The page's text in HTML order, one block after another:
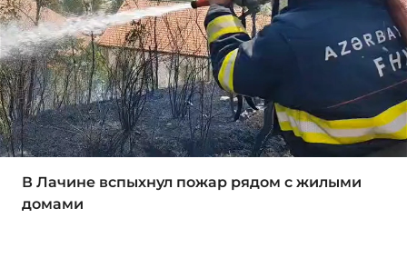
В Лачине вспыхнул пожар рядом с жилыми
домами